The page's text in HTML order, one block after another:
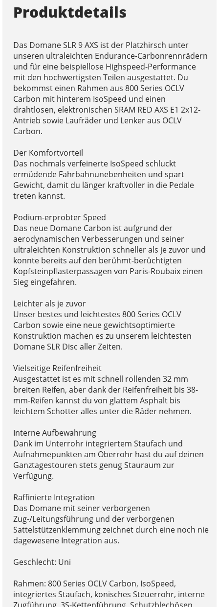
Produktdetails
Das Domane SLR 9 AXS ist der Platzhirsch unter
unseren ultraleichten Endurance-Carbonrennrädern
und für eine beispiellose Highspeed-Performance
mit den hochwertigsten Teilen ausgestattet. Du
bekommst einen Rahmen aus 800 Series OCLV
Carbon mit hinterem IsoSpeed und einen
drahtlosen, elektronischen SRAM RED AXS E1 2x12-
Antrieb sowie Laufräder und Lenker aus OCLV
Carbon.
Der Komfortvorteil
Das nochmals verfeinerte IsoSpeed schluckt
ermüdende Fahrbahnunebenheiten und spart
Gewicht, damit du länger kraftvoller in die Pedale
treten kannst.
Podium-erprobter Speed
Das neue Domane Carbon ist aufgrund der
aerodynamischen Verbesserungen und seiner
ultraleichten Konstruktion schneller als je zuvor und
konnte bereits auf den berühmt-berüchtigten
Kopfsteinpflasterpassagen von Paris-Roubaix einen
Sieg eingefahren.
Leichter als je zuvor
Unser bestes und leichtestes 800 Series OCLV
Carbon sowie eine neue gewichtsoptimierte
Konstruktion machen es zu unserem leichtesten
Domane SLR Disc aller Zeiten.
Vielseitige Reifenfreiheit
Ausgestattet ist es mit schnell rollenden 32 mm
breiten Reifen, aber dank der Reifenfreiheit bis 38-
mm-Reifen kannst du von glattem Asphalt bis
leichtem Schotter alles unter die Räder nehmen.
Interne Aufbewahrung
Dank im Unterrohr integriertem Staufach und
Aufnahmepunkten am Oberrohr hast du auf deinen
Ganztagestouren stets genug Stauraum zur
Verfügung.
Raffinierte Integration
Das Domane mit seiner verborgenen
Zug-/Leitungsführung und der verborgenen
Sattelstützenklemmung zeichnet durch eine noch nie
dagewesene Integration aus.
Geschlecht: Uni
Rahmen: 800 Series OCLV Carbon, IsoSpeed,
integriertes Staufach, konisches Steuerrohr, interne